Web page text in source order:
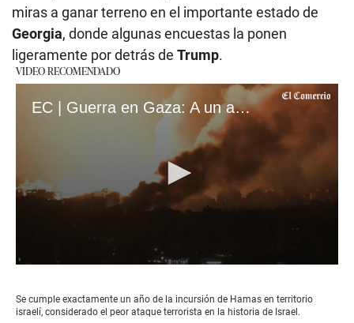
miras a ganar terreno en el importante estado de
Georgia, donde algunas encuestas la ponen
ligeramente por detrás de Trump.
VIDEO RECOMENDADO
EC | Guerra en Gaza: A un año del ataque mortal de Hamás en Israel (loop)
of
17
Se cumple exactamente un año de la incursión de Hamas en territorio
israelí, considerado el peor ataque terrorista en la historia de Israel.